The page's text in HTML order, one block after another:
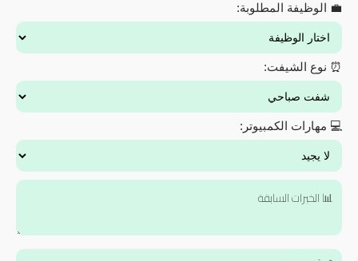
💼 الوظيفة المطلوبة:
⏰ نوع الشيفت:
💻 مهارات الكمبيوتر: